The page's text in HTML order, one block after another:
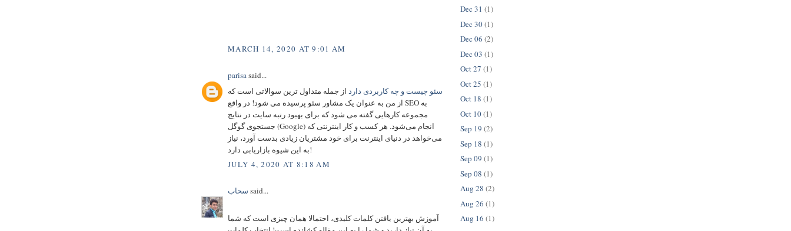
MARCH 14, 2020 AT 9:01 AM
parisasaid...
سئو چیست و چه کاربردی دارد از جمله متداول ترین سوالاتی است که
از من به عنوان یک مشاور سئو پرسیده می شود! در واقع SEO به
مجموعه کارهایی گفته می شود که برای بهبود رتبه سایت در نتایج
جستجوی گوگل (Google) انجام می‌شود. هر کسب و کار اینترنتی که
می‌خواهد در دنیای اینترنت برای خود مشتریان زیادی بدست آورد، نیاز
به این شیوه بازاریابی دارد!
JULY 4, 2020 AT 8:18 AM
سحاب said...
آموزش بهترین یافتن کلمات کلیدی، احتمالا همان چیزی است که شما
Dec 31 (1)
Dec 30(1)
Dec 06 (2)
Dec 03 (1)
Oct 27 (1)
Oct 25 (1)
Oct 18 (1)
Oct 10(1)
Sep 19 (2)
Sep 18 (1)
Sep 09 (1)
Sep 08 (1)
Aug 28 (2)
Aug 26 (1)
Aug 16 (1)